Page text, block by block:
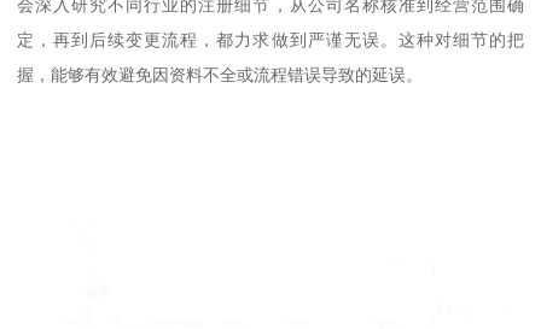
会深入研究不同行业的注册细节，从公司名称核准到经营范围确
定，再到后续变更流程，都力求做到严谨无误。这种对细节的把
握，能够有效避免因资料不全或流程错误导致的延误。